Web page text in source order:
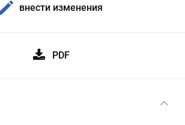
внести изменения
PDF